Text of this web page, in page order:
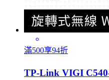
滿500享94折
TP-Link VIGI